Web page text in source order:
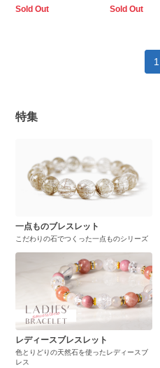
ブレスレット
Sold Out Sold Out
1
特集
一点ものブレスレット
こだわりの石でつくった一点ものシリーズ
レディースブレスレット
色とりどりの天然石を使ったレディースブ
レス